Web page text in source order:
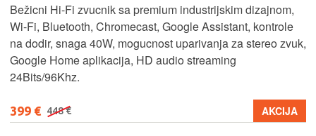
Bežicni Hi-Fi zvucnik sa premium industrijskim dizajnom,
Wi-Fi, Bluetooth, Chromecast, Google Assistant, kontrole
na dodir, snaga 40W, mogucnost uparivanja za stereo zvuk,
Google Home aplikacija, HD audio streaming
24Bits/96Khz.
399 € 448 € AKCIJA